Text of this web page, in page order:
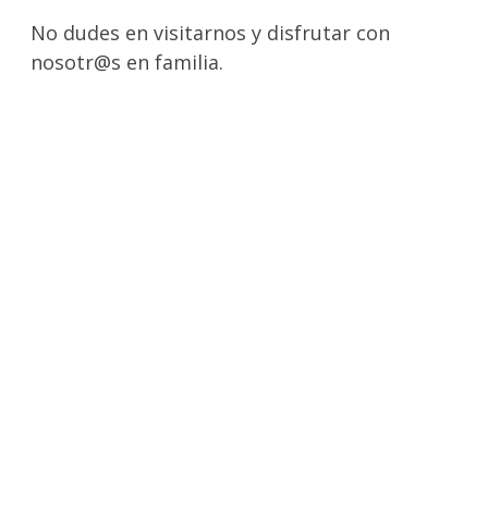
No dudes en visitarnos y disfrutar con
nosotr@s en familia.